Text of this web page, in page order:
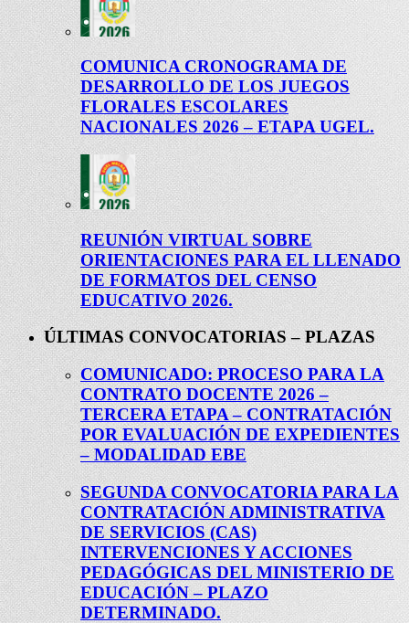
COMUNICA CRONOGRAMA DE
DESARROLLO DE LOS JUEGOS
FLORALES ESCOLARES
NACIONALES 2026 – ETAPA UGEL.
REUNIÓN VIRTUAL SOBRE
ORIENTACIONES PARA EL LLENADO
DE FORMATOS DEL CENSO
EDUCATIVO 2026.
ÚLTIMAS CONVOCATORIAS – PLAZAS
COMUNICADO: PROCESO PARA LA
CONTRATO DOCENTE 2026 –
TERCERA ETAPA – CONTRATACIÓN
POR EVALUACIÓN DE EXPEDIENTES
– MODALIDAD EBE
SEGUNDA CONVOCATORIA PARA LA
CONTRATACIÓN ADMINISTRATIVA
DE SERVICIOS (CAS)
INTERVENCIONES Y ACCIONES
PEDAGÓGICAS DEL MINISTERIO DE
EDUCACIÓN – PLAZO
DETERMINADO.